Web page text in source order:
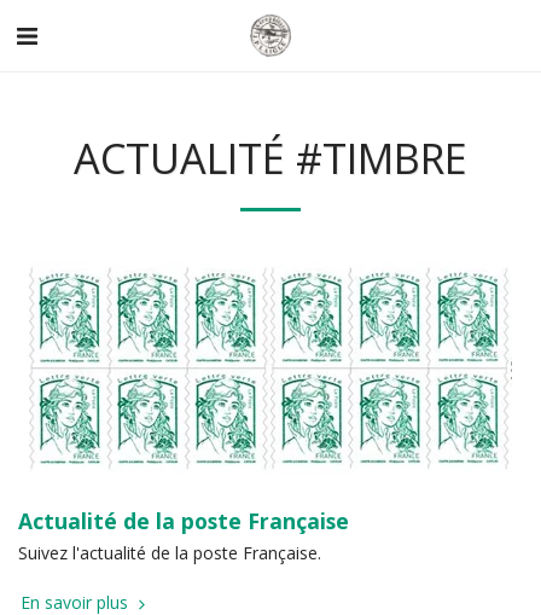
ACTUALITÉ #TIMBRE
Actualité de la poste Française
Suivez l'actualité de la poste Française.
En savoir plus